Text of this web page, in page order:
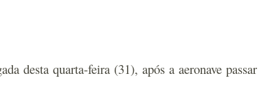
desta quarta-feira (31), após a aeronave passar